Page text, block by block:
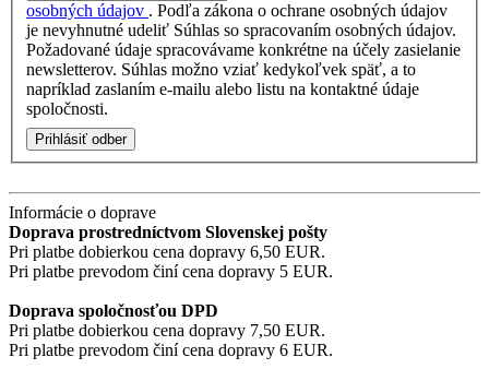
osobných údajov . Podľa zákona o ochrane osobných údajov
je nevyhnutné udeliť Súhlas so spracovaním osobných údajov.
Požadované údaje spracovávame konkrétne na účely zasielanie
newsletterov. Súhlas možno vziať kedykoľvek späť, a to
napríklad zaslaním e-mailu alebo listu na kontaktné údaje
spoločnosti.
Prihlásiť odber
Informácie o doprave
Doprava prostredníctvom Slovenskej pošty
Pri platbe dobierkou cena dopravy 6,50 EUR.
Pri platbe prevodom činí cena dopravy 5 EUR.
Doprava spoločnosťou DPD
Pri platbe dobierkou cena dopravy 7,50 EUR.
Pri platbe prevodom činí cena dopravy 6 EUR.